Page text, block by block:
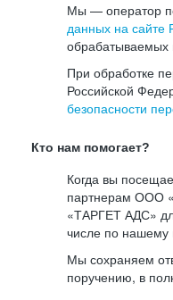
Мы — оператор
данных на сайте
При обработке
Российской
безопасности
Кто нам помогает?
Когда вы
партнерам ООО
«ТАРГЕТ АДС»
числе по нашему
Мы сохраняем
поручению, в